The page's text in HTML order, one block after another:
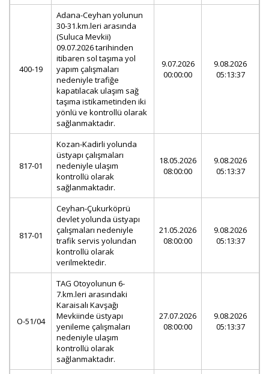
400-19
Adana-Ceyhan yolunun
30-31.km.leri arasında
(Suluca Mevkii)
09.07.2026 tarihinden
itibaren sol taşıma yol
yapım çalışmaları
nedeniyle trafiğe
kapatılacak ulaşım sağ
taşıma istikametinden iki
yönlü ve kontrollü olarak
sağlanmaktadır.
9.07.2026
00:00:00
9.08.2026
05:13:37
817-01
Kozan-Kadirli yolunda
üstyapı çalışmaları
nedeniyle ulaşım
kontrollü olarak
sağlanmaktadır.
18.05.2026
08:00:00
9.08.2026
05:13:37
817-01
Ceyhan-Çukurköprü
devlet yolunda üstyapı
çalışmaları nedeniyle
trafik servis yolundan
kontrollü olarak
verilmektedir.
21.05.2026
08:00:00
9.08.2026
05:13:37
O-51/04
TAG Otoyolunun 6-
7.km.leri arasındaki
Karaisalı Kavşağı
Mevkiinde üstyapı
yenileme çalışmaları
nedeniyle ulaşım
kontrollü olarak
sağlanmaktadır.
27.07.2026
08:00:00
9.08.2026
05:13:37